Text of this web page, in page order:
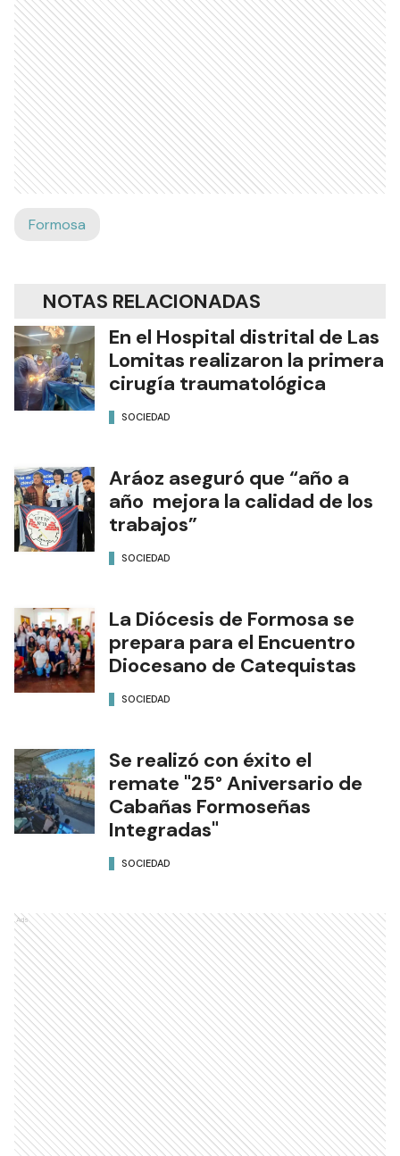
Formosa
NOTAS RELACIONADAS
En el Hospital distrital de Las
Lomitas realizaron la primera
cirugía traumatológica
SOCIEDAD
Aráoz aseguró que “año a
año mejora la calidad de los
trabajos”
SOCIEDAD
La Diócesis de Formosa se
prepara para el Encuentro
Diocesano de Catequistas
SOCIEDAD
Se realizó con éxito el
remate "25° Aniversario de
Cabañas Formoseñas
Integradas"
SOCIEDAD
Ads